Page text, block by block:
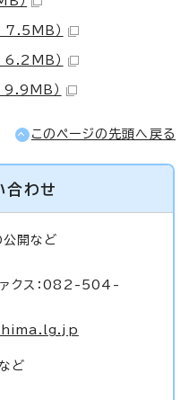
）
）
）
このページの先頭へ戻る
合わせ
公開など
クス：082-504-
ど